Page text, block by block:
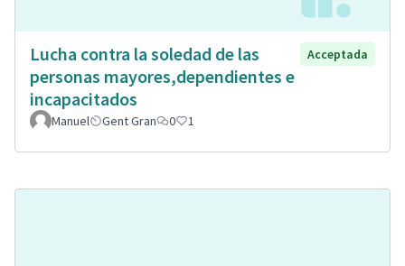
Lucha contra la soledad de las
personas mayores,dependientes e
incapacitados
Acceptada
Manuel Gent Gran 0 1